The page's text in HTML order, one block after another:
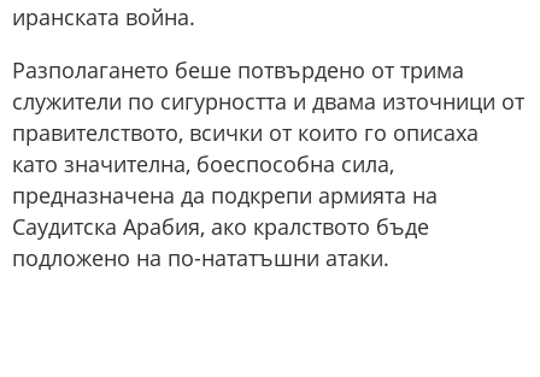
иранската война.
Разполагането беше потвърдено от трима
служители по сигурността и двама източници от
правителството, всички от които го описаха
като значителна, боеспособна сила,
предназначена да подкрепи армията на
Саудитска Арабия, ако кралството бъде
подложено на по-нататъшни атаки.